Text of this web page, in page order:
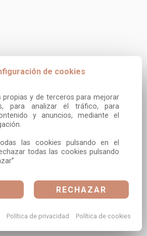
de cookies
propias y de terceros para mejorar
para analizar el tráfico, para
y anuncios, mediante el
las cookies pulsando en el
todas las cookies pulsando
RECHAZAR
Política de privacidad Política de cookies